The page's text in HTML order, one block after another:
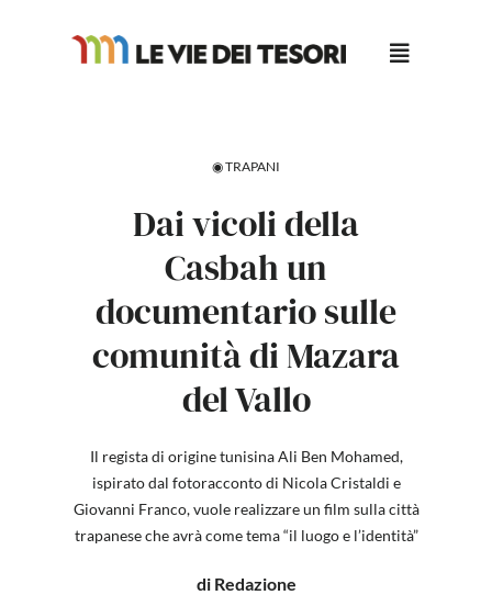
◉ TRAPANI
Dai vicoli della
Casbah un
documentario sulle
comunità di Mazara
del Vallo
Il regista di origine tunisina Ali Ben Mohamed,
ispirato dal fotoracconto di Nicola Cristaldi e
Giovanni Franco, vuole realizzare un film sulla città
trapanese che avrà come tema “il luogo e l’identità”
di Redazione